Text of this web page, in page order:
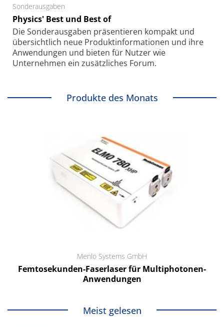
Sonderausgaben
Physics' Best und Best of
Die Sonder­ausgaben präsentieren kompakt und
übersichtlich neue Produkt­informationen und ihre
Anwendungen und bieten für Nutzer wie
Unternehmen ein zusätzliches Forum.
Produkte des Monats
Menlo Systems GmbH
Femtosekunden-Faserlaser für Multiphotonen-
Anwendungen
Meist gelesen